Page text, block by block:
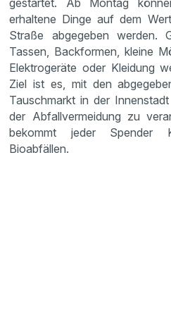
gestartet. Ab Montag
erhaltene Dinge auf dem
Straße abgegeben werden.
Tassen, Backformen, kleine
Elektrogeräte oder Kleidung
Ziel ist es, mit den
Tauschmarkt in der
der Abfallvermeidung zu
bekommt jeder Spender
Bioabfällen.